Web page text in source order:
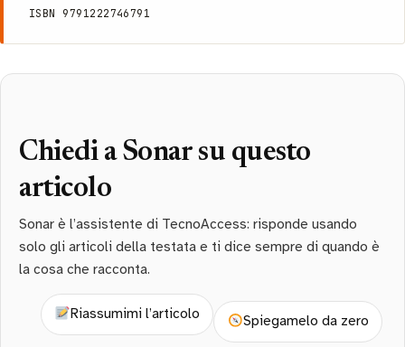
ISBN 9791222746791
Chiedi a Sonar su questo
articolo
Sonar è l’assistente di TecnoAccess: risponde usando
solo gli articoli della testata e ti dice sempre di quando è
la cosa che racconta.
Riassumimi l’articolo Spiegamelo da zero